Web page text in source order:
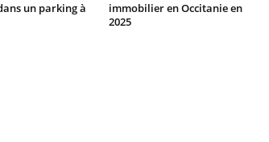
un parking à
immobilier en Occitanie en
2025